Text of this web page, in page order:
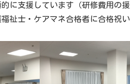
に支援しています（研修費用の
祉士・ケアマネ合格者に合格祝い